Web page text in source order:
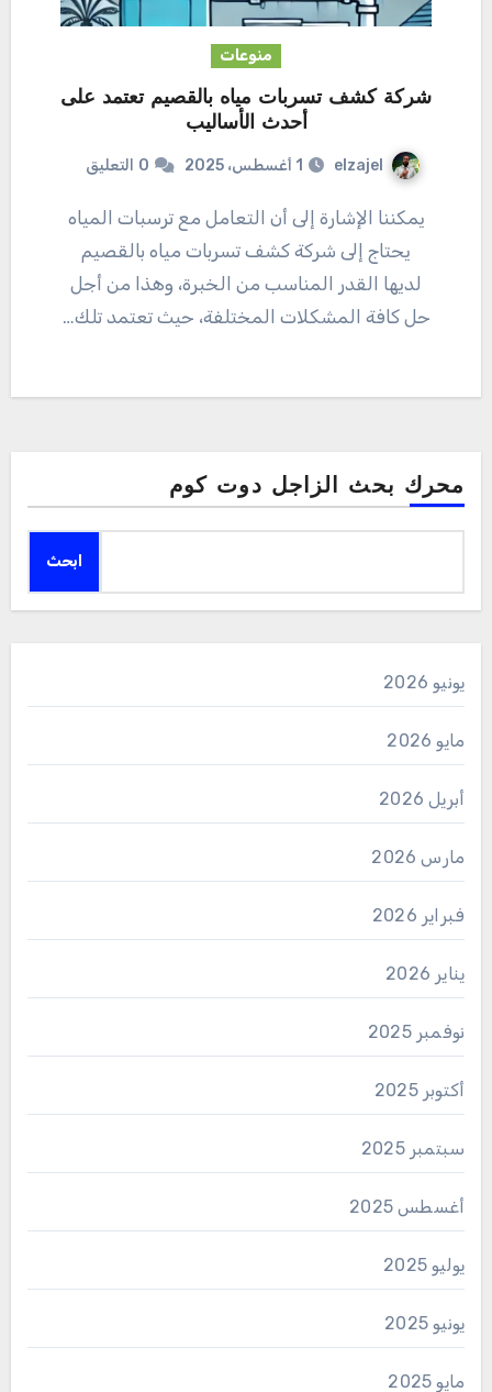
منوعات
شركة كشف تسربات مياه بالقصيم تعتمد على
أحدث الأساليب
elzajel 1 أغسطس، 2025 0 التعليق
يمكننا الإشارة إلى أن التعامل مع ترسبات المياه
يحتاج إلى شركة كشف تسربات مياه بالقصيم
لديها القدر المناسب من الخبرة، وهذا من أجل
حل كافة المشكلات المختلفة، حيث تعتمد تلك…
محرك بحث الزاجل دوت كوم
ابحث
يونيو 2026
مايو 2026
أبريل 2026
مارس 2026
فبراير 2026
يناير 2026
نوفمبر 2025
أكتوبر 2025
سبتمبر 2025
أغسطس 2025
يوليو 2025
يونيو 2025
مايو 2025